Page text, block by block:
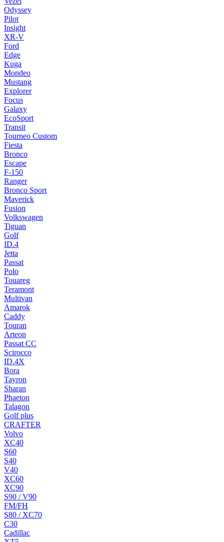
Odyssey
Pilot
Insight
XR-V
Ford
Edge
Kuga
Mondeo
Mustang
Explorer
Focus
Galaxy
EcoSport
Transit
Tourneo Custom
Fiesta
Bronco
Escape
F-150
Ranger
Bronco Sport
Maverick
Fusion
Volkswagen
Tiguan
Golf
ID.4
Jetta
Passat
Polo
Touareg
Teramont
Multivan
Amarok
Caddy
Touran
Arteon
Passat CC
Scirocco
ID.4X
Bora
Tayron
Sharan
Phaeton
Talagon
Golf plus
CRAFTER
Volvo
XC40
S60
S40
V40
XC60
XC90
S90 / V90
FM/FH
S80 / XC70
C30
Cadillac